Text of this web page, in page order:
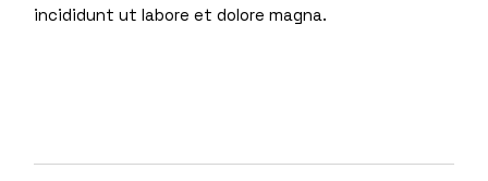
incididunt ut labore et dolore magna.